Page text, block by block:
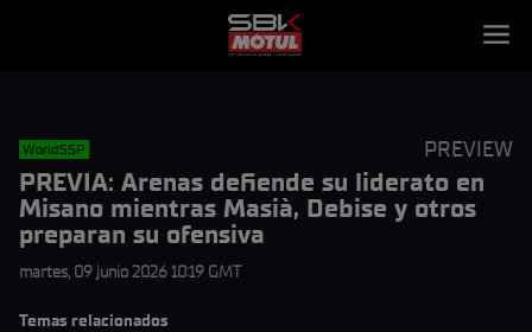
WorldSSP PREVIEW
PREVIA: Arenas defiende su liderato en
Misano mientras Masià, Debise y otros
preparan su ofensiva
martes, 09 junio 2026 10:19 GMT
Temas relacionados